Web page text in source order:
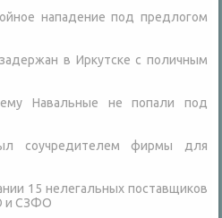
нападение под предлогом
в Иркутске с поличным
Навальные не попали под
соучредителем фирмы для
15 нелегальных поставщиков
и СЗФО